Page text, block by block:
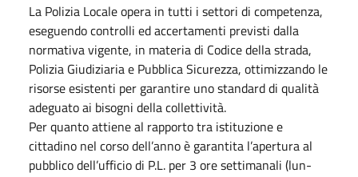
La Polizia Locale opera in tutti i settori di competenza,
eseguendo controlli ed accertamenti previsti dalla
normativa vigente, in materia di Codice della strada,
Polizia Giudiziaria e Pubblica Sicurezza, ottimizzando le
risorse esistenti per garantire uno standard di qualità
adeguato ai bisogni della collettività.
Per quanto attiene al rapporto tra istituzione e
cittadino nel corso dell’anno è garantita l’apertura al
pubblico dell’ufficio di P.L. per 3 ore settimanali (lun-